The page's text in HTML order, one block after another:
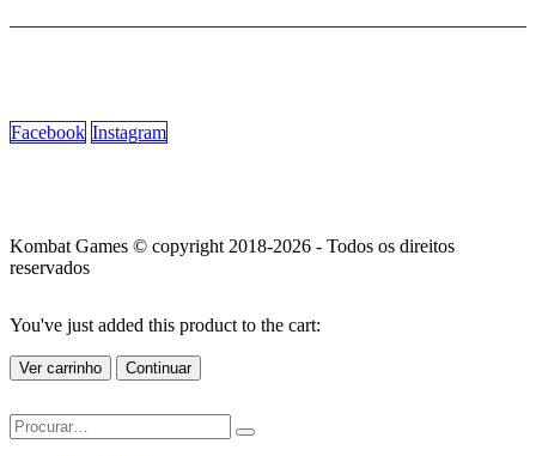
Facebook Instagram
Kombat Games © copyright 2018-2026 - Todos os direitos
reservados
You've just added this product to the cart:
Ver carrinho Continuar